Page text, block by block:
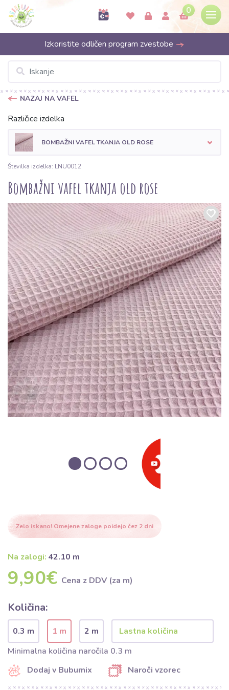
0
Izkoristite odličen program zvestobe
NAZAJ NA VAFEL
Različice izdelka
BOMBAŽNI VAFEL TKANJA OLD ROSE
Številka izdelka: LNU0012
Bombažni vafel tkanja old rose
Zelo iskano! Omejene zaloge poidejo čez 2 dni
Na zalogi: 42.10 m
9,90€ Cena z DDV (za m)
Količina:
0.3 m 1 m
2 m
Minimalna količina naročila 0.3 m
Dodaj v Bubumix
Naroči vzorec